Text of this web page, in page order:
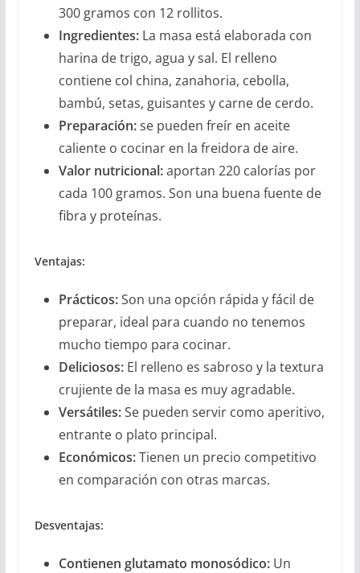
300 gramos con 12 rollitos.
Ingredientes:La masa está elaborada con
harina de trigo, agua y sal. El relleno
contiene col china, zanahoria, cebolla,
bambú, setas, guisantes y carne de cerdo.
Preparación:se pueden freír en aceite
caliente o cocinar en la freidora de aire.
Valor nutricional:aportan 220 calorías por
cada 100 gramos. Son una buena fuente de
fibra y proteínas.
Ventajas:
Prácticos:Son una opción rápida y fácil de
preparar, ideal para cuando no tenemos
mucho tiempo para cocinar.
Deliciosos:El relleno es sabroso y la textura
crujiente de la masa es muy agradable.
Versátiles:Se pueden servir como aperitivo,
entrante o plato principal.
Económicos:Tienen un precio competitivo
en comparación con otras marcas.
Desventajas:
Contienen glutamato monosódico:Un